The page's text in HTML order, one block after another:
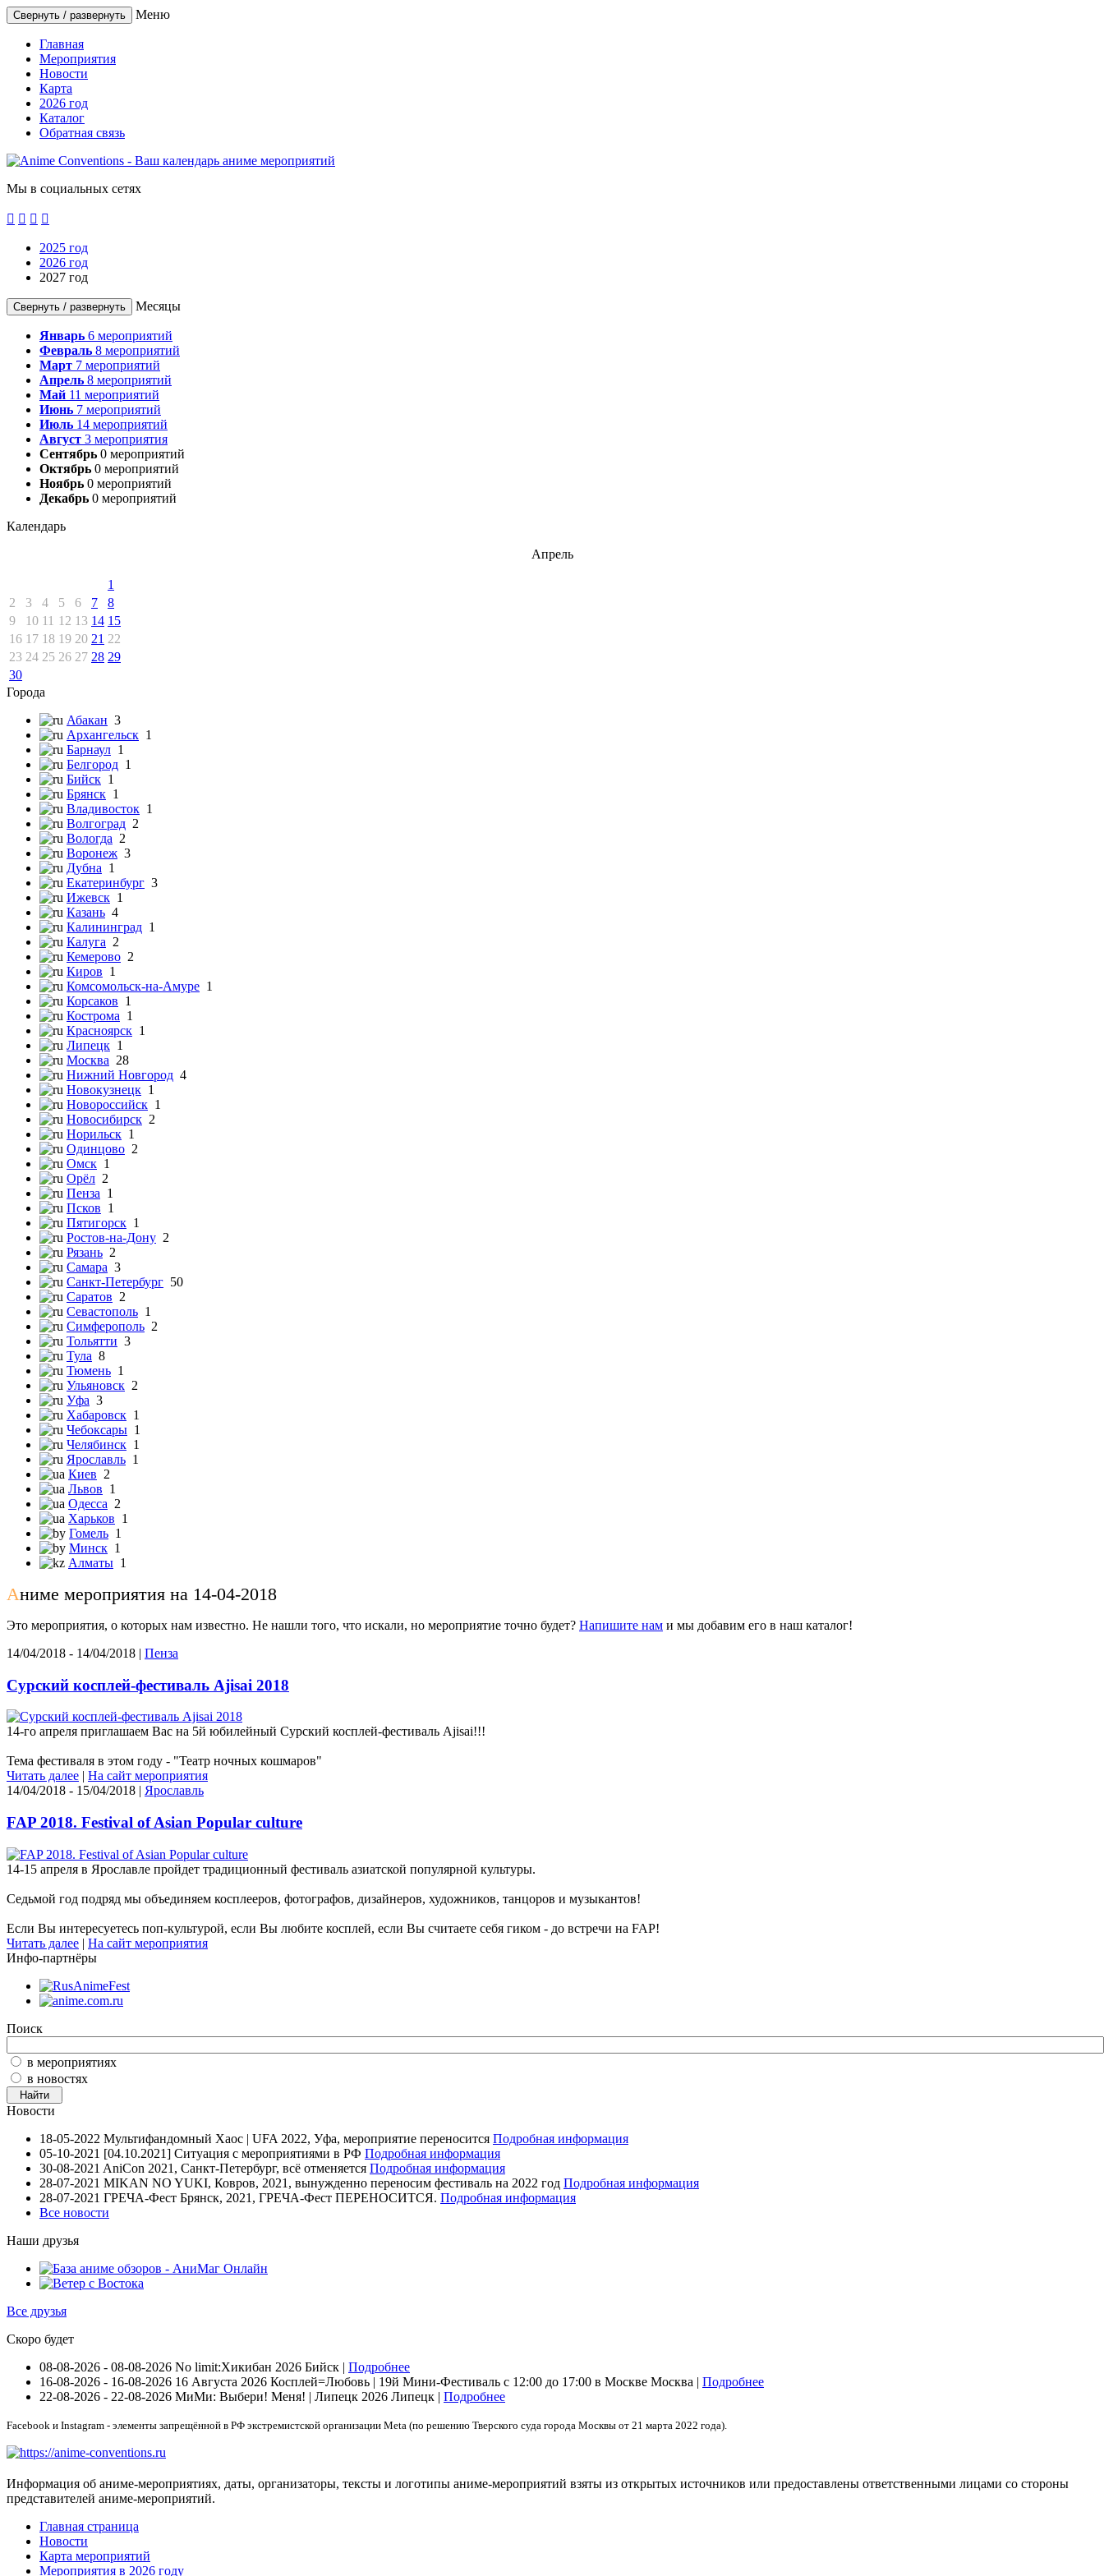
Свернуть / развернуть Меню
Главная
Мероприятия
Новости
Карта
2026 год
Каталог
Обратная связь
Мы в социальных сетях
   
2025 год
2026 год
2027 год
Свернуть / развернуть Месяцы
Январь 6 мероприятий
Февраль 8 мероприятий
Март 7 мероприятий
Апрель 8 мероприятий
Май 11 мероприятий
Июнь 7 мероприятий
Июль 14 мероприятий
Август 3 мероприятия
Сентябрь 0 мероприятий
Октябрь 0 мероприятий
Ноябрь 0 мероприятий
Декабрь 0 мероприятий
Календарь
Апрель
1
2
3 4 5 6 7
8
9
10 11 12 13 14 15
16 17 18 19 20 21 22
23 24 25 26 27 28 29
30
Города
Абакан 3
Архангельск 1
Барнаул 1
Белгород 1
Бийск 1
Брянск 1
Владивосток 1
Волгоград 2
Вологда 2
Воронеж 3
Дубна 1
Екатеринбург 3
Ижевск 1
Казань 4
Калининград 1
Калуга 2
Кемерово 2
Киров 1
Комсомольск-на-Амуре 1
Корсаков 1
Кострома 1
Красноярск 1
Липецк 1
Москва 28
Нижний Новгород 4
Новокузнецк 1
Новороссийск 1
Новосибирск 2
Норильск 1
Одинцово 2
Омск 1
Орёл 2
Пенза 1
Псков 1
Пятигорск 1
Ростов-на-Дону 2
Рязань 2
Самара 3
Санкт-Петербург 50
Саратов 2
Севастополь 1
Симферополь 2
Тольятти 3
Тула 8
Тюмень 1
Ульяновск 2
Уфа 3
Хабаровск 1
Чебоксары 1
Челябинск 1
Ярославль 1
Киев 2
Львов 1
Одесса 2
Харьков 1
Гомель 1
Минск 1
Алматы 1
Аниме мероприятия на 14-04-2018
Это мероприятия, о которых нам известно. Не нашли того, что искали, но мероприятие точно будет? Напишите нам и мы добавим его в наш каталог!
14/04/2018 - 14/04/2018 | Пенза
Сурский косплей-фестиваль Ajisai 2018
14-го апреля приглашаем Вас на 5й юбилейный Сурский косплей-фестиваль Ajisai!!!
Тема фестиваля в этом году - "Театр ночных кошмаров"
Читать далее | На сайт мероприятия
14/04/2018 - 15/04/2018 | Ярославль
FAP 2018. Festival of Asian Popular culture
14-15 апреля в Ярославле пройдет традиционный фестиваль азиатской популярной культуры.
Седьмой год подряд мы объединяем косплееров, фотографов, дизайнеров, художников, танцоров и музыкантов!
Если Вы интересуетесь поп-культурой, если Вы любите косплей, если Вы считаете себя гиком - до встречи на FAP!
Читать далее | На сайт мероприятия
Инфо-партнёры
Поиск
в мероприятиях
в новостях
Новости
18-05-2022 Мультифандомный Хаос | UFA 2022, Уфа, мероприятие переносится Подробная информация
05-10-2021 [04.10.2021] Ситуация с мероприятиями в РФ Подробная информация
30-08-2021 AniCon 2021, Санкт-Петербург, всё отменяется Подробная информация
28-07-2021 MIKAN NO YUKI, Ковров, 2021, вынужденно переносим фестиваль на 2022 год Подробная информация
28-07-2021 ГРЕЧА-Фест Брянск, 2021, ГРЕЧА-Фест ПЕРЕНОСИТСЯ. Подробная информация
Все новости
Наши друзья
Все друзья
Скоро будет
08-08-2026 - 08-08-2026 No limit:Хикибан 2026 Бийск | Подробнее
16-08-2026 - 16-08-2026 16 Августа 2026 Косплей=Любовь | 19й Мини-Фестиваль с 12:00 до 17:00 в Москве Москва | Подробнее
22-08-2026 - 22-08-2026 МиМи: Выбери! Меня! | Липецк 2026 Липецк | Подробнее
Facebook и Instagram - элементы запрещённой в РФ экстремистской организации Meta (по решению Тверского суда города Москвы от 21 марта 2022 года).
Информация об аниме-мероприятиях, даты, организаторы, тексты и логотипы аниме-мероприятий взяты из открытых источников или предоставлены ответственными лицами со стороны
представителей аниме-мероприятий.
Главная страница
Новости
Карта мероприятий
Мероприятия в 2026 году